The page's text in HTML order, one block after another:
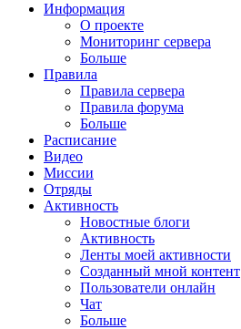
Информация
О проекте
Мониторинг сервера
Больше
Правила
Правила сервера
Правила форума
Больше
Расписание
Видео
Миссии
Отряды
Активность
Новостные блоги
Активность
Ленты моей активности
Созданный мной контент
Пользователи онлайн
Чат
Больше